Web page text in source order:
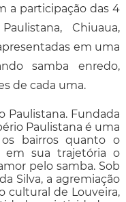
a participação das 4
Chiuaua,
em uma
samba enredo,
de cada uma.
Paulistana. Fundada
Paulistana é uma
bairros quanto o
em sua trajetória o
pelo samba. Sob
Silva, a agremiação
cultural de Louveira,